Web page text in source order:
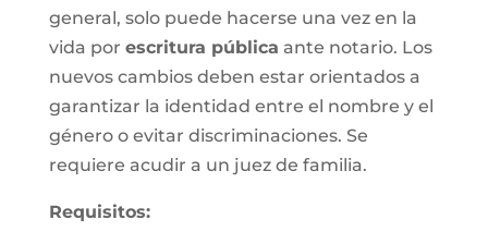
general, solo puede hacerse una vez en la
vida por escritura pública ante notario. Los
nuevos cambios deben estar orientados a
garantizar la identidad entre el nombre y el
género o evitar discriminaciones. Se
requiere acudir a un juez de familia.
Requisitos: